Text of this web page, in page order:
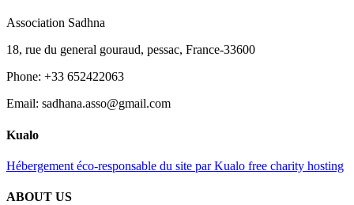
Association Sadhna
18, rue du general gouraud, pessac, France-33600
Phone: +33 652422063
Email: sadhana.asso@gmail.com
Kualo
Hébergement éco-responsable du site par Kualo free charity hosting
ABOUT US